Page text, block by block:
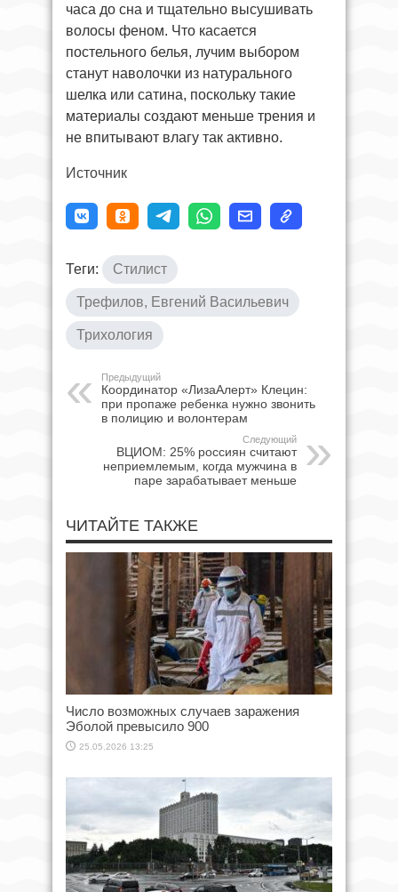
часа до сна и тщательно высушивать
волосы феном. Что касается
постельного белья, лучим выбором
станут наволочки из натурального
шелка или сатина, поскольку такие
материалы создают меньше трения и
не впитывают влагу так активно.
Источник
Теги: Стилист
Трефилов, Евгений Васильевич
Трихология
Предыдущий
Координатор «ЛизаАлерт» Клецин:
при пропаже ребенка нужно звонить
в полицию и волонтерам
Следующий
ВЦИОМ: 25% россиян считают
неприемлемым, когда мужчина в
паре зарабатывает меньше
ЧИТАЙТЕ ТАКЖЕ
Число возможных случаев заражения
Эболой превысило 900
25.05.2026 13:25